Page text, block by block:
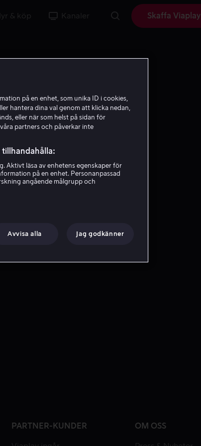
& köp Kanaler Skaffa Viaplay
PARTNER-KUNDER OM OSS
på en enhet, som unika ID i cookies,
hantera dina val genom att klicka nedan,
eller när som helst på sidan för
partners och påverkar inte
tillhandahålla:
Aktivt läsa av enhetens egenskaper för
på en enhet. Personanpassad
angående målgrupp och
Avvisa alla Jag godkänner